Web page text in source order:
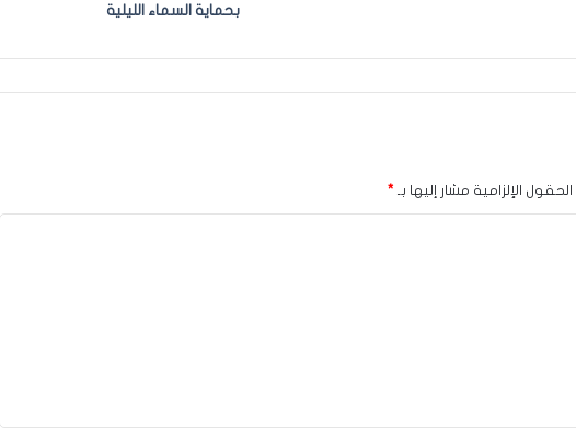
بحماية السماء الليلية
الحقول الإلزامية مشار إليها بـ *